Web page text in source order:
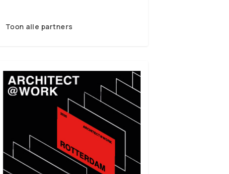
Toon alle partners